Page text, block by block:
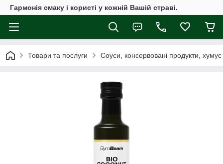
Гармонія смаку і користі у кожній Вашій страві.
Товари та послуги Соуси, консервовані продукти, хумус